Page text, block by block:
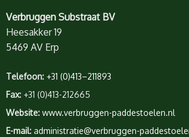
Verbruggen Substraat BV
Heesakker 19
5469 AV Erp
Telefoon: +31 (0)413–211893
Fax: +31 (0)413-212665
Website: www.verbruggen-paddestoelen.nl
E-mail: administratie@verbruggen-